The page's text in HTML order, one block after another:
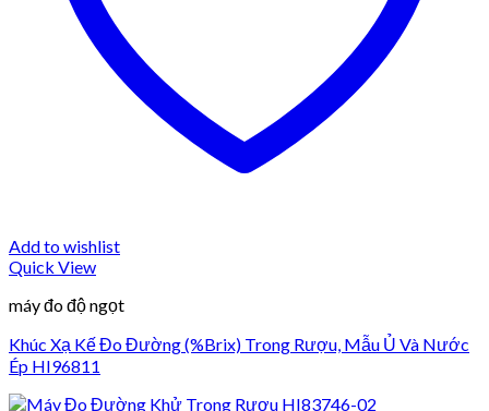
Add to wishlist
Quick View
máy đo độ ngọt
Khúc Xạ Kế Đo Đường (%Brix) Trong Rượu, Mẫu Ủ Và Nước
Ép HI96811